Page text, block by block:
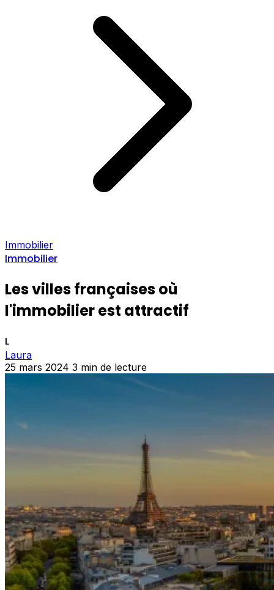
Immobilier
Immobilier
Les villes françaises où
l'immobilier est attractif
L
Laura
25 mars 2024 3 min de lecture